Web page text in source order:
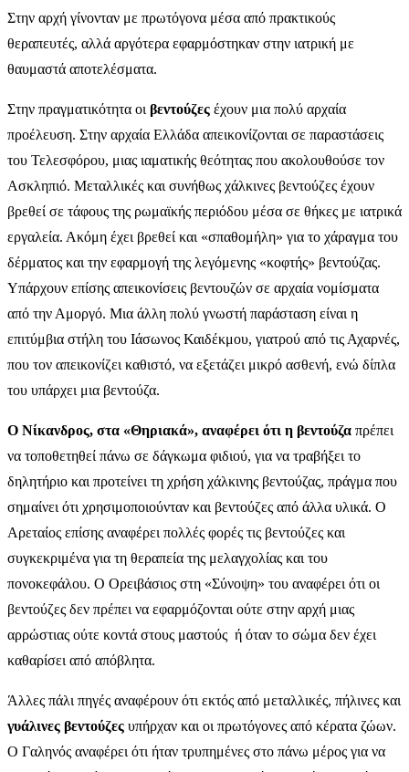
Στην αρχή γίνονταν με πρωτόγονα μέσα από πρακτικούς
θεραπευτές, αλλά αργότερα εφαρμόστηκαν στην ιατρική με
θαυμαστά αποτελέσματα.
Στην πραγματικότητα οι βεντούζες έχουν μια πολύ αρχαία
προέλευση. Στην αρχαία Ελλάδα απεικονίζονται σε παραστάσεις
του Τελεσφόρου, μιας ιαματικής θεότητας που ακολουθούσε τον
Ασκληπιό. Μεταλλικές και συνήθως χάλκινες βεντούζες έχουν
βρεθεί σε τάφους της ρωμαϊκής περιόδου μέσα σε θήκες με ιατρικά
εργαλεία. Ακόμη έχει βρεθεί και «σπαθομήλη» για το χάραγμα του
δέρματος και την εφαρμογή της λεγόμενης «κοφτής» βεντούζας.
Υπάρχουν επίσης απεικονίσεις βεντουζών σε αρχαία νομίσματα
από την Αμοργό. Μια άλλη πολύ γνωστή παράσταση είναι η
επιτύμβια στήλη του Ιάσωνος Καιδέκμου, γιατρού από τις Αχαρνές,
που τον απεικονίζει καθιστό, να εξετάζει μικρό ασθενή, ενώ δίπλα
του υπάρχει μια βεντούζα.
Ο Νίκανδρος, στα «Θηριακά», αναφέρει ότι η βεντούζα πρέπει
να τοποθετηθεί πάνω σε δάγκωμα φιδιού, για να τραβήξει το
δηλητήριο και προτείνει τη χρήση χάλκινης βεντούζας, πράγμα που
σημαίνει ότι χρησιμοποιούνταν και βεντούζες από άλλα υλικά. Ο
Αρεταίος επίσης αναφέρει πολλές φορές τις βεντούζες και
συγκεκριμένα για τη θεραπεία της μελαγχολίας και του
πονοκεφάλου. Ο Ορειβάσιος στη «Σύνοψη» του αναφέρει ότι οι
βεντούζες δεν πρέπει να εφαρμόζονται ούτε στην αρχή μιας
αρρώστιας ούτε κοντά στους μαστούς ή όταν το σώμα δεν έχει
καθαρίσει από απόβλητα.
Άλλες πάλι πηγές αναφέρουν ότι εκτός από μεταλλικές, πήλινες και
γυάλινες βεντούζες υπήρχαν και οι πρωτόγονες από κέρατα ζώων.
Ο Γαληνός αναφέρει ότι ήταν τρυπημένες στο πάνω μέρος για να